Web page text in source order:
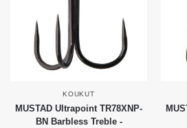
KOUKUT
MUSTAD Ultrapoint TR78XNP-
BN Barbless Treble -